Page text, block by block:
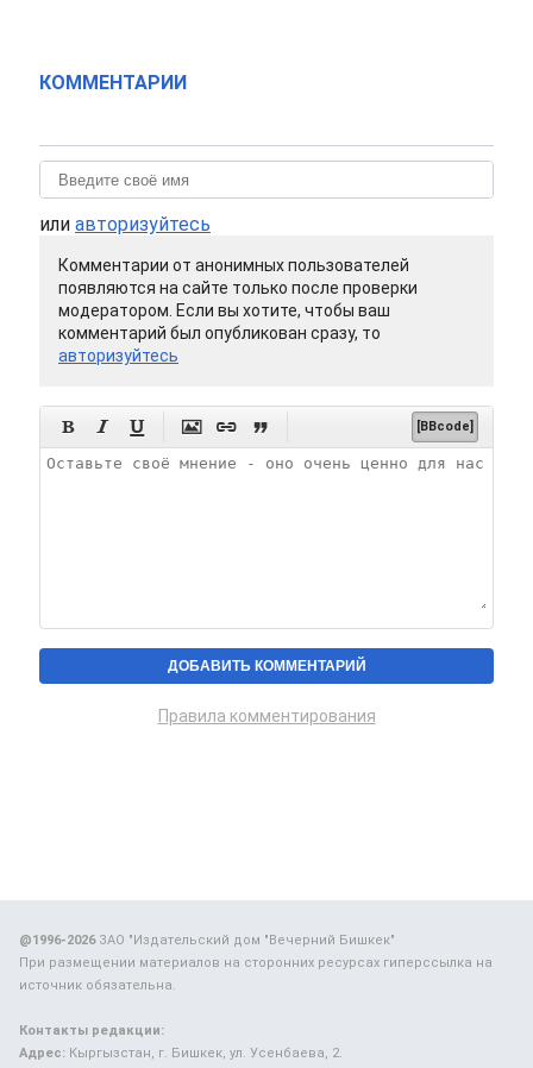
КОММЕНТАРИИ
или авторизуйтесь
Комментарии от анонимных пользователей
появляются на сайте только после проверки
модератором. Если вы хотите, чтобы ваш
комментарий был опубликован сразу, то
авторизуйтесь
      [BBcode]
Правила комментирования
@1996-2026ЗАО "Издательский дом "Вечерний Бишкек"
При размещении материалов на сторонних ресурсах гиперссылка на
источник обязательна.
Контакты редакции:
Адрес: Кыргызстан, г. Бишкек, ул. Усенбаева, 2.